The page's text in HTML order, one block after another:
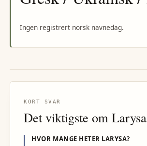
Ingen registrert norsk navnedag.
KORT SVAR
Det viktigste om Larysa
HVOR MANGE HETER LARYSA?